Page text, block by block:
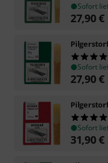
Sofort
27,90€
Sofort
27,90€
Sofort
31,90€